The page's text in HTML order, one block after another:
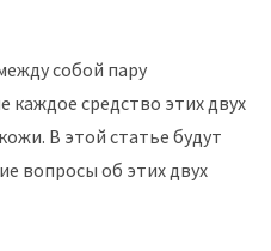
собой пару
каждое средство этих двух
В этой статье будут
вопросы об этих двух